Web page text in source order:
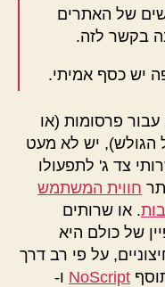
של האתרים
בקשר לזה.
יש כסף אמיתי.
פרסומות (או
הגולש), יש לא מעט
צד ג' לתפעולו
חווית המשתמש
. או שרותים
של כולם היא
על פי רב דרך
NoScript ו-